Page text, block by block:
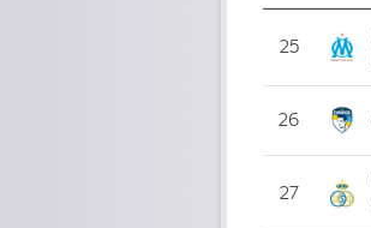
25
26
27